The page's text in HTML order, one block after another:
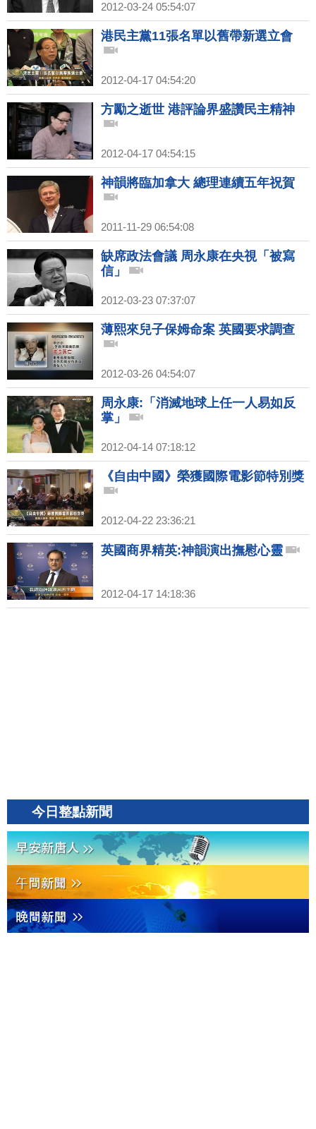
2012-03-24 05:54:07
港民主黨11張名單以舊帶新選立會
2012-04-17 04:54:20
方勵之逝世 港評論界盛讚民主精神
2012-04-17 04:54:15
神韻將臨加拿大 總理連續五年祝賀
2011-11-29 06:54:08
缺席政法會議 周永康在央視「被寫
信」
2012-03-23 07:37:07
薄熙來兒子保姆命案 英國要求調查
2012-03-26 04:54:07
周永康:「消滅地球上任一人易如反
掌」
2012-04-14 07:18:12
《自由中國》榮獲國際電影節特別獎
2012-04-22 23:36:21
英國商界精英:神韻演出撫慰心靈
2012-04-17 14:18:36
今日整點新聞